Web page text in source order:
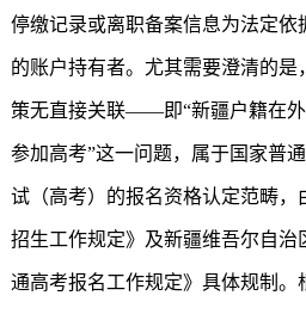
停缴记录或离职备案信息为法定依
的账户持有者。尤其需要澄清的
策无直接关联——即“新疆户籍在
参加高考”这一问题，属于国家普
试（高考）的报名资格认定范畴，
招生工作规定》及新疆维吾尔自治
通高考报名工作规定》具体规制。